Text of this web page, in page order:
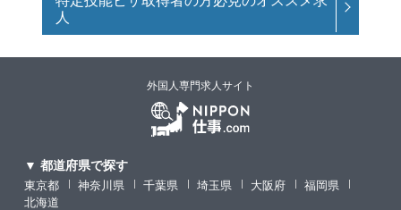
人
外国人専門求人サイト
▼ 都道府県で探す
東京都 神奈川県 千葉県 埼玉県 大阪府
福岡県
北海道